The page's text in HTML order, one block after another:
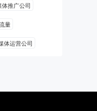
推广公司
量
体运营公司